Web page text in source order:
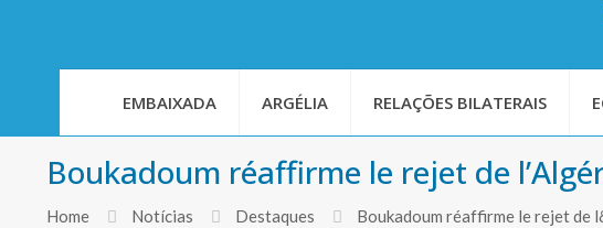
EMBAIXADA ARGÉLIA RELAÇÕES BILATERAIS
Boukadoum réaffirme le rejet de
Home Notícias Destaques Boukadoum réaffirme le rejet de